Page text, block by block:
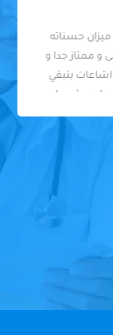
حسناته
ممتاز جدا و
بتبقي
يجيش علي